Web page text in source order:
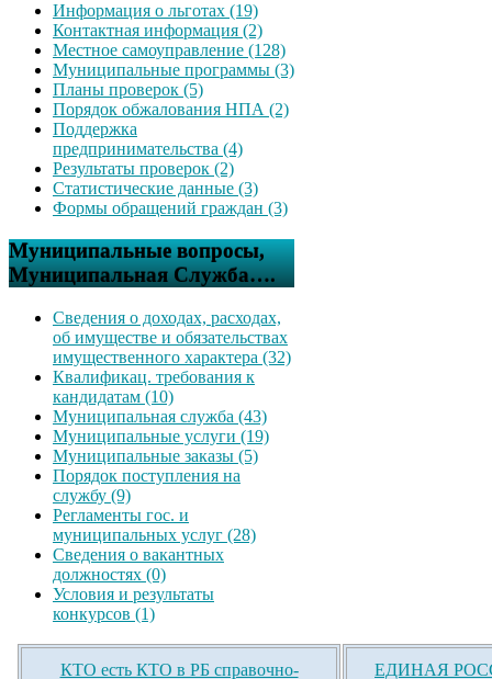
Информация о льготах (19)
Контактная информация (2)
Местное самоуправление (128)
Муниципальные программы (3)
Планы проверок (5)
Порядок обжалования НПА (2)
Поддержка
предпринимательства (4)
Результаты проверок (2)
Статистические данные (3)
Формы обращений граждан (3)
Муниципальные вопросы,
Муниципальная Служба….
Сведения о доходах, расходах,
об имуществе и обязательствах
имущественного характера (32)
Квалификац. требования к
кандидатам (10)
Муниципальная служба (43)
Муниципальные услуги (19)
Муниципальные заказы (5)
Порядок поступления на
службу (9)
Регламенты гос. и
муниципальных услуг (28)
Сведения о вакантных
должностях (0)
Условия и результаты
конкурсов (1)
КТО есть КТО в РБ справочно- ЕДИНАЯ